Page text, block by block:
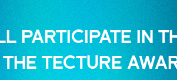
PARTICIPATE IN
TECTURE